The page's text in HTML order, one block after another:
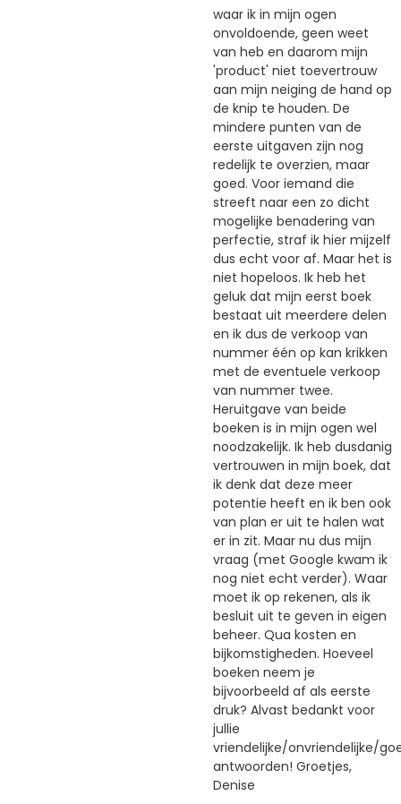
waar ik in mijn ogen
onvoldoende, geen weet
van heb en daarom mijn
'product' niet toevertrouw
aan mijn neiging de hand op
de knip te houden. De
mindere punten van de
eerste uitgaven zijn nog
redelijk te overzien, maar
goed. Voor iemand die
streeft naar een zo dicht
mogelijke benadering van
perfectie, straf ik hier mijzelf
dus echt voor af. Maar het is
niet hopeloos. Ik heb het
geluk dat mijn eerst boek
bestaat uit meerdere delen
en ik dus de verkoop van
nummer één op kan krikken
met de eventuele verkoop
van nummer twee.
Heruitgave van beide
boeken is in mijn ogen wel
noodzakelijk. Ik heb dusdanig
vertrouwen in mijn boek, dat
ik denk dat deze meer
potentie heeft en ik ben ook
van plan er uit te halen wat
er in zit. Maar nu dus mijn
vraag (met Google kwam ik
nog niet echt verder). Waar
moet ik op rekenen, als ik
besluit uit te geven in eigen
beheer. Qua kosten en
bijkomstigheden. Hoeveel
boeken neem je
bijvoorbeeld af als eerste
druk? Alvast bedankt voor
jullie
vriendelijke/onvriendelijke/
antwoorden! Groetjes,
Denise